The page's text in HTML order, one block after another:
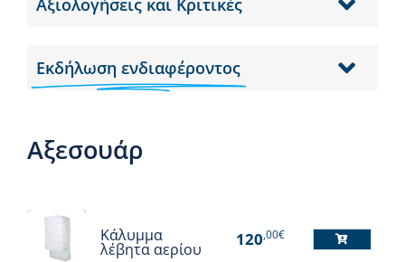
Εκδήλωση ενδιαφέροντος
Αξεσουάρ
Κάλυμμα
λέβητα αερίου 120 ,00€
Αυτό